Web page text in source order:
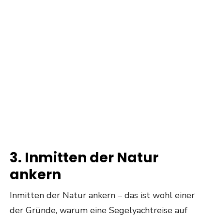
3. Inmitten der Natur
ankern
Inmitten der Natur ankern – das ist wohl einer
der Gründe, warum eine Segelyachtreise auf